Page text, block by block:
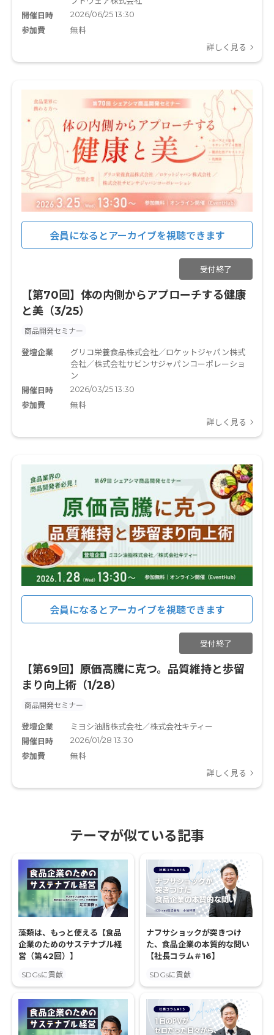
開催日時
2026/06/25 13:30
参加費
無料
詳しく見る
会員になるとアーカイブを視聴できます
受付終了
【第70回】体の内側からアプローチする健康
と美（3/25）
商品開発セミナー
登壇企業
グリコ栄養食品株式会社／ロケットジャパン株式
会社／株式会社サビンサジャパンコーポレーショ
ン
開催日時
2026/03/25 13:30
参加費
無料
詳しく見る
会員になるとアーカイブを視聴できます
受付終了
【第69回】原価高騰に克つ。品質維持と歩留
まり向上術（1/28）
商品開発セミナー
登壇企業
ミヨシ油脂株式会社／株式会社キティー
開催日時
2026/01/28 13:30
参加費
無料
詳しく見る
テーマが似ている記事
藻類は、もっと使える【食品
企業のためのサステナブル経
営（第42回）】
SDGsに貢献
ナフサショックが突きつけ
た、食品企業の本質的な問い
【社長コラム＃16】
SDGsに貢献